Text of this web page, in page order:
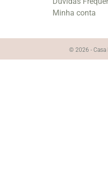
Minha conta
© 2026 - Casa